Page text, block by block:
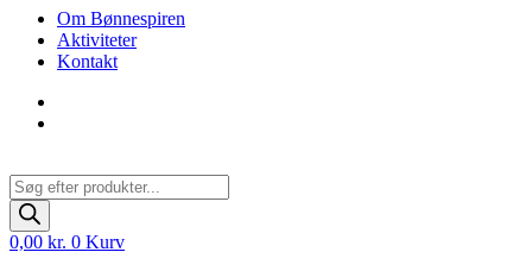
Om Bønnespiren
Aktiviteter
Kontakt
Products
search
0,00 kr. 0 Kurv